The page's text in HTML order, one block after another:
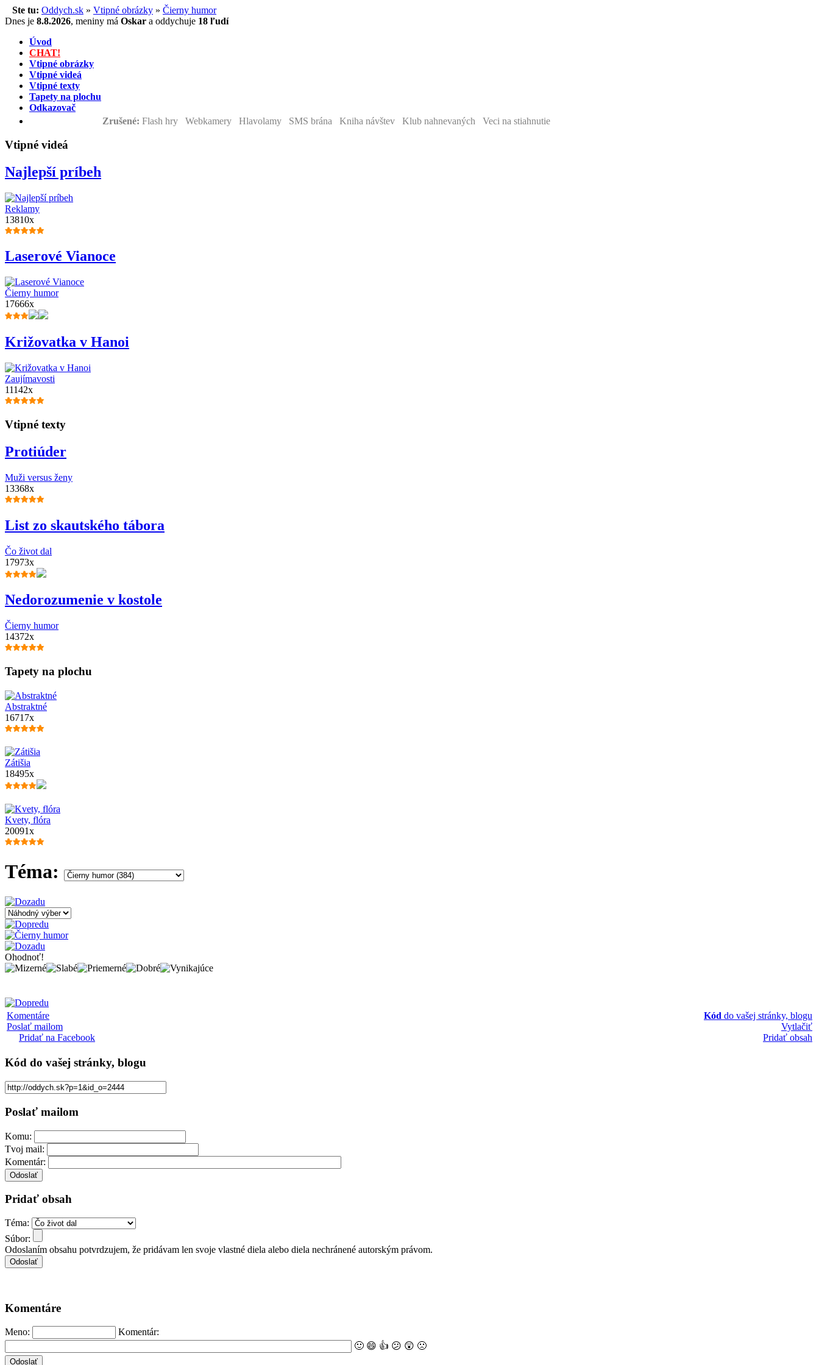
Ste tu: Oddych.sk » Vtipné obrázky » Čierny humor
Dnes je 8.8.2026, meniny má Oskar a oddychuje 18 ľudí
Úvod
CHAT!
Vtipné obrázky
Vtipné videá
Vtipné texty
Tapety na plochu
Odkazovač
Zrušené: Flash hry Webkamery Hlavolamy SMS brána Kniha návštev Klub nahnevaných Veci na stiahnutie
Vtipné videá
Najlepší príbeh
Reklamy
13810x
Laserové Vianoce
Čierny humor
17666x
Križovatka v Hanoi
Zaujímavosti
11142x
Vtipné texty
Protiúder
Muži versus ženy
13368x
List zo skautského tábora
Čo život dal
17973x
Nedorozumenie v kostole
Čierny humor
14372x
Tapety na plochu
Abstraktné
16717x
Zátišia
18495x
Kvety, flóra
20091x
Téma:
Ohodnoť!
Komentáre
Poslať mailom
Pridať na Facebook
Kód do vašej stránky, blogu
Vytlačiť
Pridať obsah
Kód do vašej stránky, blogu
Poslať mailom
Komu:
Tvoj mail:
Komentár:
Pridať obsah
Téma:
Súbor:
Odoslaním obsahu potvrdzujem, že pridávam len svoje vlastné diela alebo diela nechránené autorským právom.
Komentáre
Meno:
Komentár:
🙂 😄 👍 😕 😲 🙁